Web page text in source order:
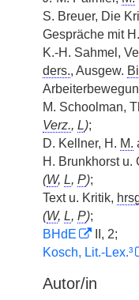
S. Breuer, Die
Gespräche mit H.
K.-H. Sahmel,
ders., Ausgew.
M. Schoolman,
Verz., L);
D. Kellner, H. M.
H. Brunkhorst u.
(W, L, P);
Text u. Kritik,
(W, L, P);
BHdE
II, 2;
Kosch, Lit.-Lex.³
Autor/in